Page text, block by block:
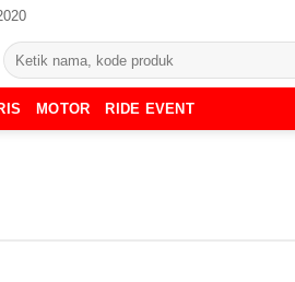
Pencarian
untuk:
MOTOR RIDE EVENT